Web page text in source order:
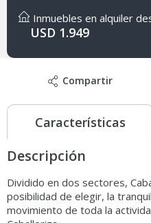
Inmuebles en alquiler
USD 1.949
Compartir
Características
Descripción
Dividido en dos sectores,
posibilidad de elegir, la
movimiento de toda la